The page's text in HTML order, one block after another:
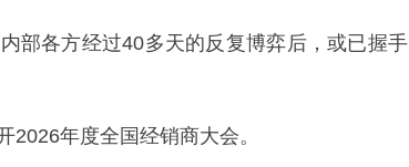
部各方经过40多天的反复博弈后，或已握手
年度全国经销商大会。